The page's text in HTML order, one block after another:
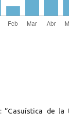
“Casuística de